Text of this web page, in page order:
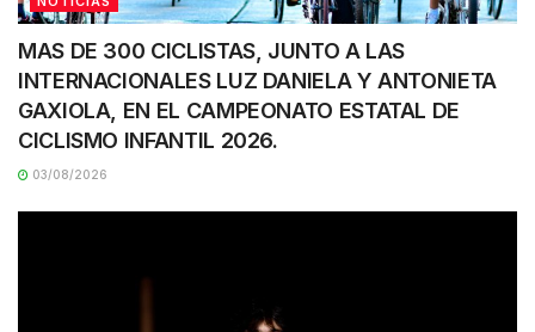
MAS DE 300 CICLISTAS, JUNTO A LAS
INTERNACIONALES LUZ DANIELA Y ANTONIETA
GAXIOLA, EN EL CAMPEONATO ESTATAL DE
CICLISMO INFANTIL 2026.
03/08/2026